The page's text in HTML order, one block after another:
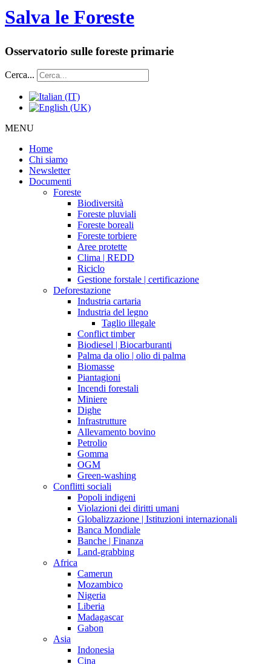
Salva le Foreste
Osservatorio sulle foreste primarie
Cerca...
MENU
Home
Chi siamo
Newsletter
Documenti
Foreste
Biodiversità
Foreste pluviali
Foreste boreali
Foreste torbiere
Aree protette
Clima | REDD
Riciclo
Gestione forstale | certificazione
Deforestazione
Industria cartaria
Industria del legno
Taglio illegale
Conflict timber
Biodiesel | Biocarburanti
Palma da olio | olio di palma
Biomasse
Piantagioni
Incendi forestali
Miniere
Dighe
Infrastrutture
Allevamento bovino
Petrolio
Gomma
OGM
Green-washing
Conflitti sociali
Popoli indigeni
Violazioni dei diritti umani
Globalizzazione | Istituzioni internazionali
Banca Mondiale
Banche | Finanza
Land-grabbing
Africa
Camerun
Mozambico
Nigeria
Liberia
Madagascar
Gabon
Asia
Indonesia
Cina